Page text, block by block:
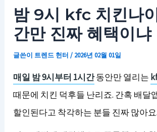
밤 9시 kfc 치킨나
간만 진짜 혜택이냐
글쓴이 트렌드 헌터/ 2026년 02월 01일
매일 밤 9시부터 1시간동안만 열리는
때문에 치킨 덕후들 난리죠. 간혹 배달
할인된다고 착각하는 분들 진짜 많아요.